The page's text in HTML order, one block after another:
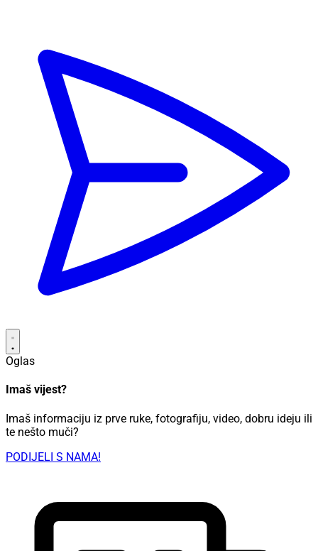
Oglas
Imaš vijest?
Imaš informaciju iz prve ruke, fotografiju, video, dobru ideju ili
te nešto muči?
PODIJELI S NAMA!